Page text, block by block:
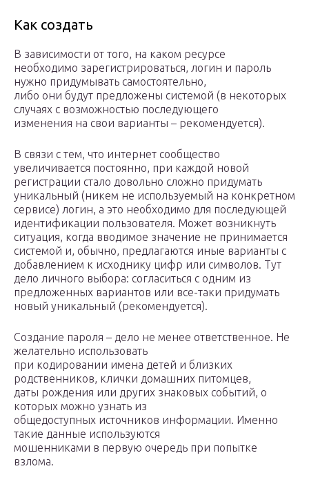
Как создать
В зависимости от того, на каком ресурсе
необходимо зарегистрироваться, логин и пароль
нужно придумывать самостоятельно,
либо они будут предложены системой (в некоторых
случаях с возможностью последующего
изменения на свои варианты – рекомендуется).
В связи с тем, что интернет сообщество
увеличивается постоянно, при каждой новой
регистрации стало довольно сложно придумать
уникальный (никем не используемый на конкретном
сервисе) логин, а это необходимо для последующей
идентификации пользователя. Может возникнуть
ситуация, когда вводимое значение не принимается
системой и, обычно, предлагаются иные варианты с
добавлением к исходнику цифр или символов. Тут
дело личного выбора: согласиться с одним из
предложенных вариантов или все-таки придумать
новый уникальный (рекомендуется).
Создание пароля – дело не менее ответственное. Не
желательно использовать
при кодировании имена детей и близких
родственников, клички домашних питомцев,
даты рождения или других знаковых событий, о
которых можно узнать из
общедоступных источников информации. Именно
такие данные используются
мошенниками в первую очередь при попытке
взлома.